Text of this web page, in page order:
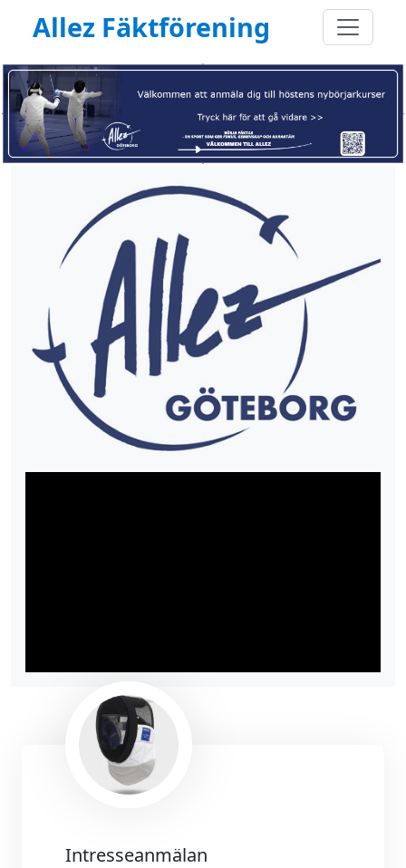
Allez Fäktförening
Intresseanmälan